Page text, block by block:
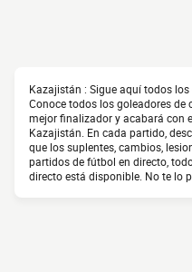
Kazajistán : Sigue aquí todos
Conoce todos los goleadores de
mejor finalizador y acabará con
Kazajistán. En cada partido,
que los suplentes, cambios,
partidos de fútbol en directo,
directo está disponible. No te lo